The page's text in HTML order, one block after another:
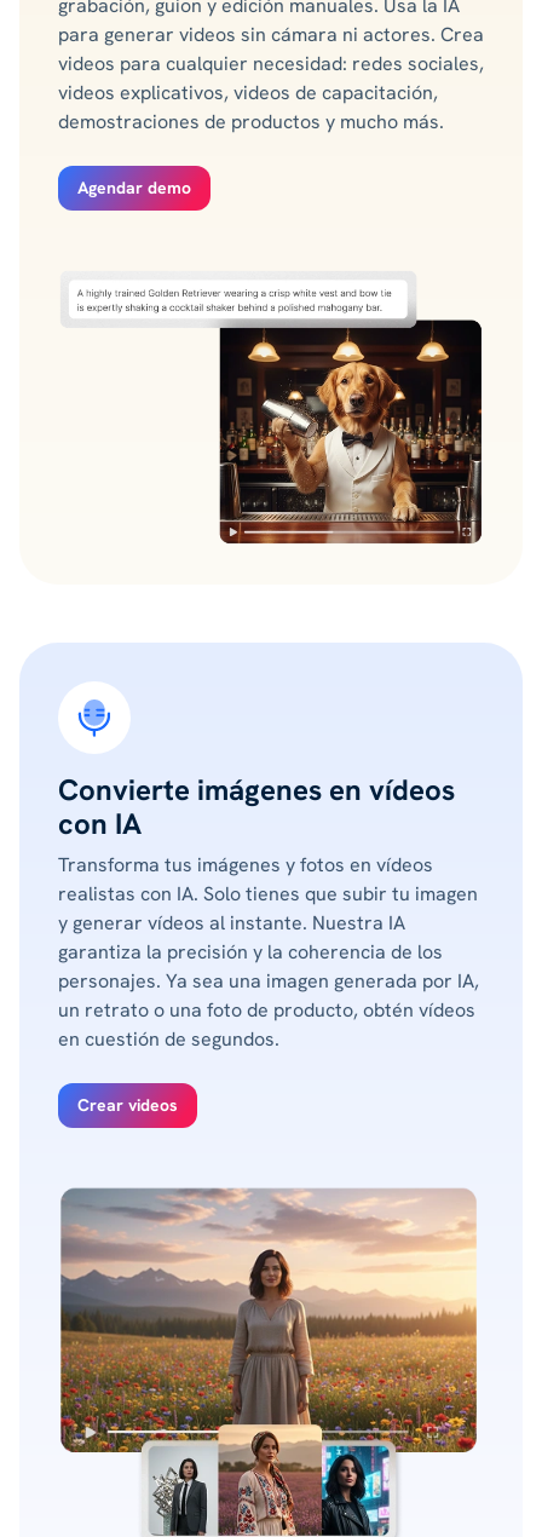
para generar videos sin cámara ni actores. Crea
videos para cualquier necesidad: redes sociales,
videos explicativos, videos de capacitación,
demostraciones de productos y mucho más.
Agendar demo
Convierte imágenes en vídeos
con IA
Transforma tus imágenes y fotos en vídeos
realistas con IA. Solo tienes que subir tu imagen
y generar vídeos al instante. Nuestra IA
garantiza la precisión y la coherencia de los
personajes. Ya sea una imagen generada por IA,
un retrato o una foto de producto, obtén vídeos
en cuestión de segundos.
Crear videos